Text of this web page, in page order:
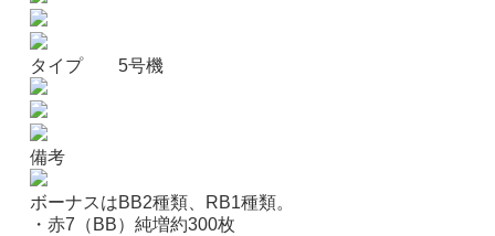
タイプ 5号機
備考
ボーナスはBB2種類、RB1種類。
・赤7（BB）純増約300枚